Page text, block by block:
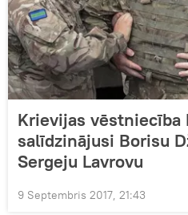
Krievijas
salīdzinājusi Borisu
Sergeju Lavrovu
9 Septembris 2017, 21:43